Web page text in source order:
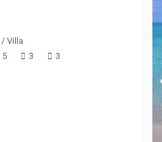
/ Villa
5 3 3